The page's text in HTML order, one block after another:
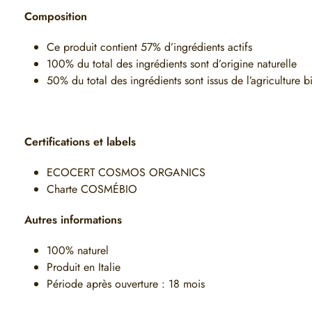
Composition
Ce produit contient 57% d’ingrédients actifs
100% du total des ingrédients sont d’origine naturelle
50% du total des ingrédients sont issus de l’agriculture
Certifications et labels
ECOCERT COSMOS ORGANICS
Charte COSMÉBIO
Autres informations
100% naturel
Produit en Italie
Période après ouverture : 18 mois